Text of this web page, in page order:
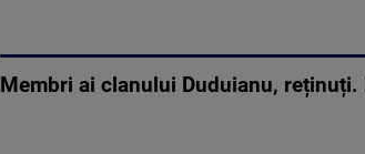
Membri ai clanului Duduianu,